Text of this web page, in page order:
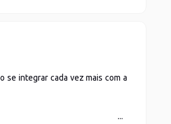
se integrar cada vez mais com a